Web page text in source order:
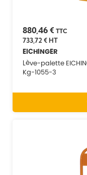
880,46 € TTC
733,72 €HT
EICHINGER
Lève-palette
Kg-1055-3